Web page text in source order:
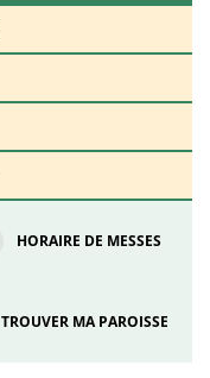
HORAIRE DE MESSES
TROUVER MA PAROISSE